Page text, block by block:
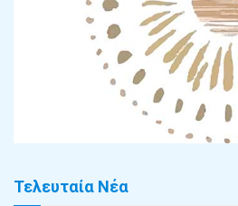
Τελευταία Νέα